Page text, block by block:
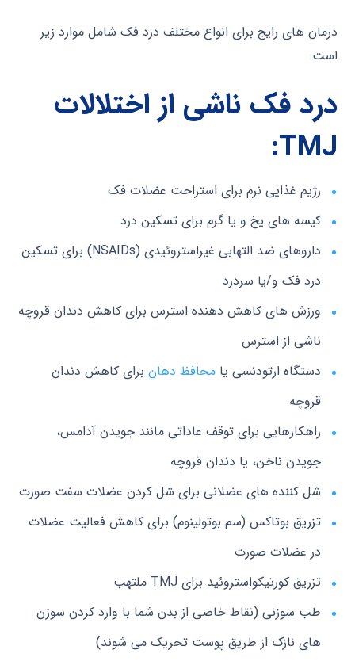
درمان های رایج برای انواع مختلف درد فک شامل موارد زیر
است:
درد فک ناشی از اختلالات
TMJ
:
رژیم غذایی نرم برای استراحت عضلات فک
کیسه های یخ و یا گرم برای تسکین درد
داروهای ضد التهابی غیراستروئیدی (NSAIDs) برای تسکین
درد فک و/یا سردرد
ورزش های کاهش دهنده استرس برای کاهش دندان قروچه
ناشی از استرس
دستگاه ارتودنسی یامحافظ دهان برای کاهش دندان
قروچه
راهکارهایی برای توقف عاداتی مانند جویدن آدامس،
جویدن ناخن، یا دندان قروچه
شل کننده های عضلانی برای شل کردن عضلات سفت صورت
تزریق بوتاکس (سم بوتولینوم) برای کاهش فعالیت عضلات
در عضلات صورت
تزریق کورتیکواستروئید برای TMJ ملتهب
طب سوزنی (نقاط خاصی از بدن شما با وارد کردن سوزن
های نازک از طریق پوست تحریک می شوند)